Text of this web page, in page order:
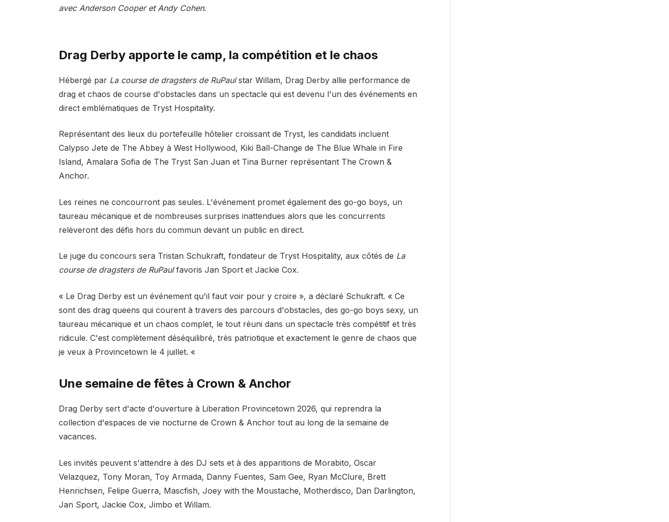
avec Anderson Cooper et Andy Cohen.
Drag Derby apporte le camp, la compétition et le chaos
Hébergé par La course de dragsters de RuPaulstar Willam, Drag Derby allie performance de
drag et chaos de course d'obstacles dans un spectacle qui est devenu l'un des événements en
direct emblématiques de Tryst Hospitality.
Représentant des lieux du portefeuille hôtelier croissant de Tryst, les candidats incluent
Calypso Jete de The Abbey à West Hollywood, Kiki Ball-Change de The Blue Whale in Fire
Island, Amalara Sofia de The Tryst San Juan et Tina Burner représentant The Crown &
Anchor.
Les reines ne concourront pas seules. L'événement promet également des go-go boys, un
taureau mécanique et de nombreuses surprises inattendues alors que les concurrents
relèveront des défis hors du commun devant un public en direct.
Le juge du concours sera Tristan Schukraft, fondateur de Tryst Hospitality, aux côtés de La
course de dragsters de RuPaulfavoris Jan Sport et Jackie Cox.
« Le Drag Derby est un événement qu'il faut voir pour y croire », a déclaré Schukraft. « Ce
sont des drag queens qui courent à travers des parcours d'obstacles, des go-go boys sexy, un
taureau mécanique et un chaos complet, le tout réuni dans un spectacle très compétitif et très
ridicule. C'est complètement déséquilibré, très patriotique et exactement le genre de chaos que
je veux à Provincetown le 4 juillet. «
Une semaine de fêtes à Crown & Anchor
Drag Derby sert d'acte d'ouverture à Liberation Provincetown 2026, qui reprendra la
collection d'espaces de vie nocturne de Crown & Anchor tout au long de la semaine de
vacances.
Les invités peuvent s'attendre à des DJ sets et à des apparitions de Morabito, Oscar
Velazquez, Tony Moran, Toy Armada, Danny Fuentes, Sam Gee, Ryan McClure, Brett
Henrichsen, Felipe Guerra, Mascfish, Joey with the Moustache, Motherdisco, Dan Darlington,
Jan Sport, Jackie Cox, Jimbo et Willam.